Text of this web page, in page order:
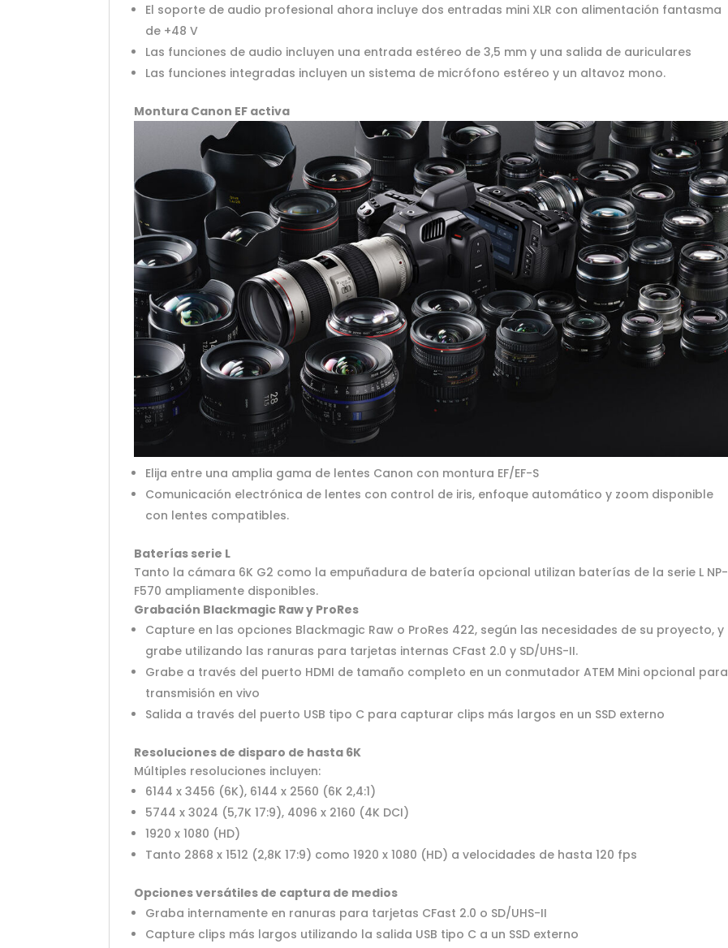
El soporte de audio profesional ahora incluye dos entradas mini XLR con alimentación fantasma
de +48 V
Las funciones de audio incluyen una entrada estéreo de 3,5 mm y una salida de auriculares
Las funciones integradas incluyen un sistema de micrófono estéreo y un altavoz mono.
Montura Canon EF activa
Elija entre una amplia gama de lentes Canon con montura EF/EF-S
Comunicación electrónica de lentes con control de iris, enfoque automático y zoom disponible
con lentes compatibles.
Baterías serie L
Tanto la cámara 6K G2 como la empuñadura de batería opcional utilizan baterías de la serie L NP-
F570 ampliamente disponibles.
Grabación Blackmagic Raw y ProRes
Capture en las opciones Blackmagic Raw o ProRes 422, según las necesidades de su proyecto, y
grabe utilizando las ranuras para tarjetas internas CFast 2.0 y SD/UHS-II.
Grabe a través del puerto HDMI de tamaño completo en un conmutador ATEM Mini opcional para
transmisión en vivo
Salida a través del puerto USB tipo C para capturar clips más largos en un SSD externo
Resoluciones de disparo de hasta 6K
Múltiples resoluciones incluyen:
6144 x 3456 (6K), 6144 x 2560 (6K 2,4:1)
5744 x 3024 (5,7K 17:9), 4096 x 2160 (4K DCI)
1920 x 1080 (HD)
Tanto 2868 x 1512 (2,8K 17:9) como 1920 x 1080 (HD) a velocidades de hasta 120 fps
Opciones versátiles de captura de medios
Graba internamente en ranuras para tarjetas CFast 2.0 o SD/UHS-II
Capture clips más largos utilizando la salida USB tipo C a un SSD externo